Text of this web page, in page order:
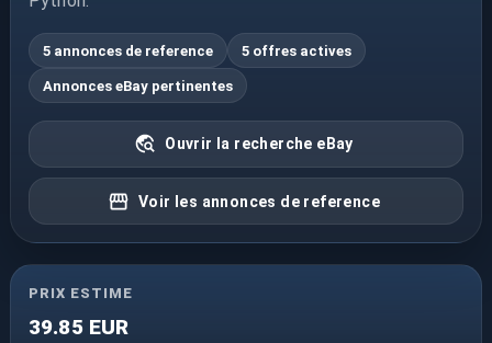
5 annonces de reference 5 offres actives
Annonces eBay pertinentes
Ouvrir la recherche eBay
Voir les annonces de reference
PRIX ESTIME
39.85 EUR